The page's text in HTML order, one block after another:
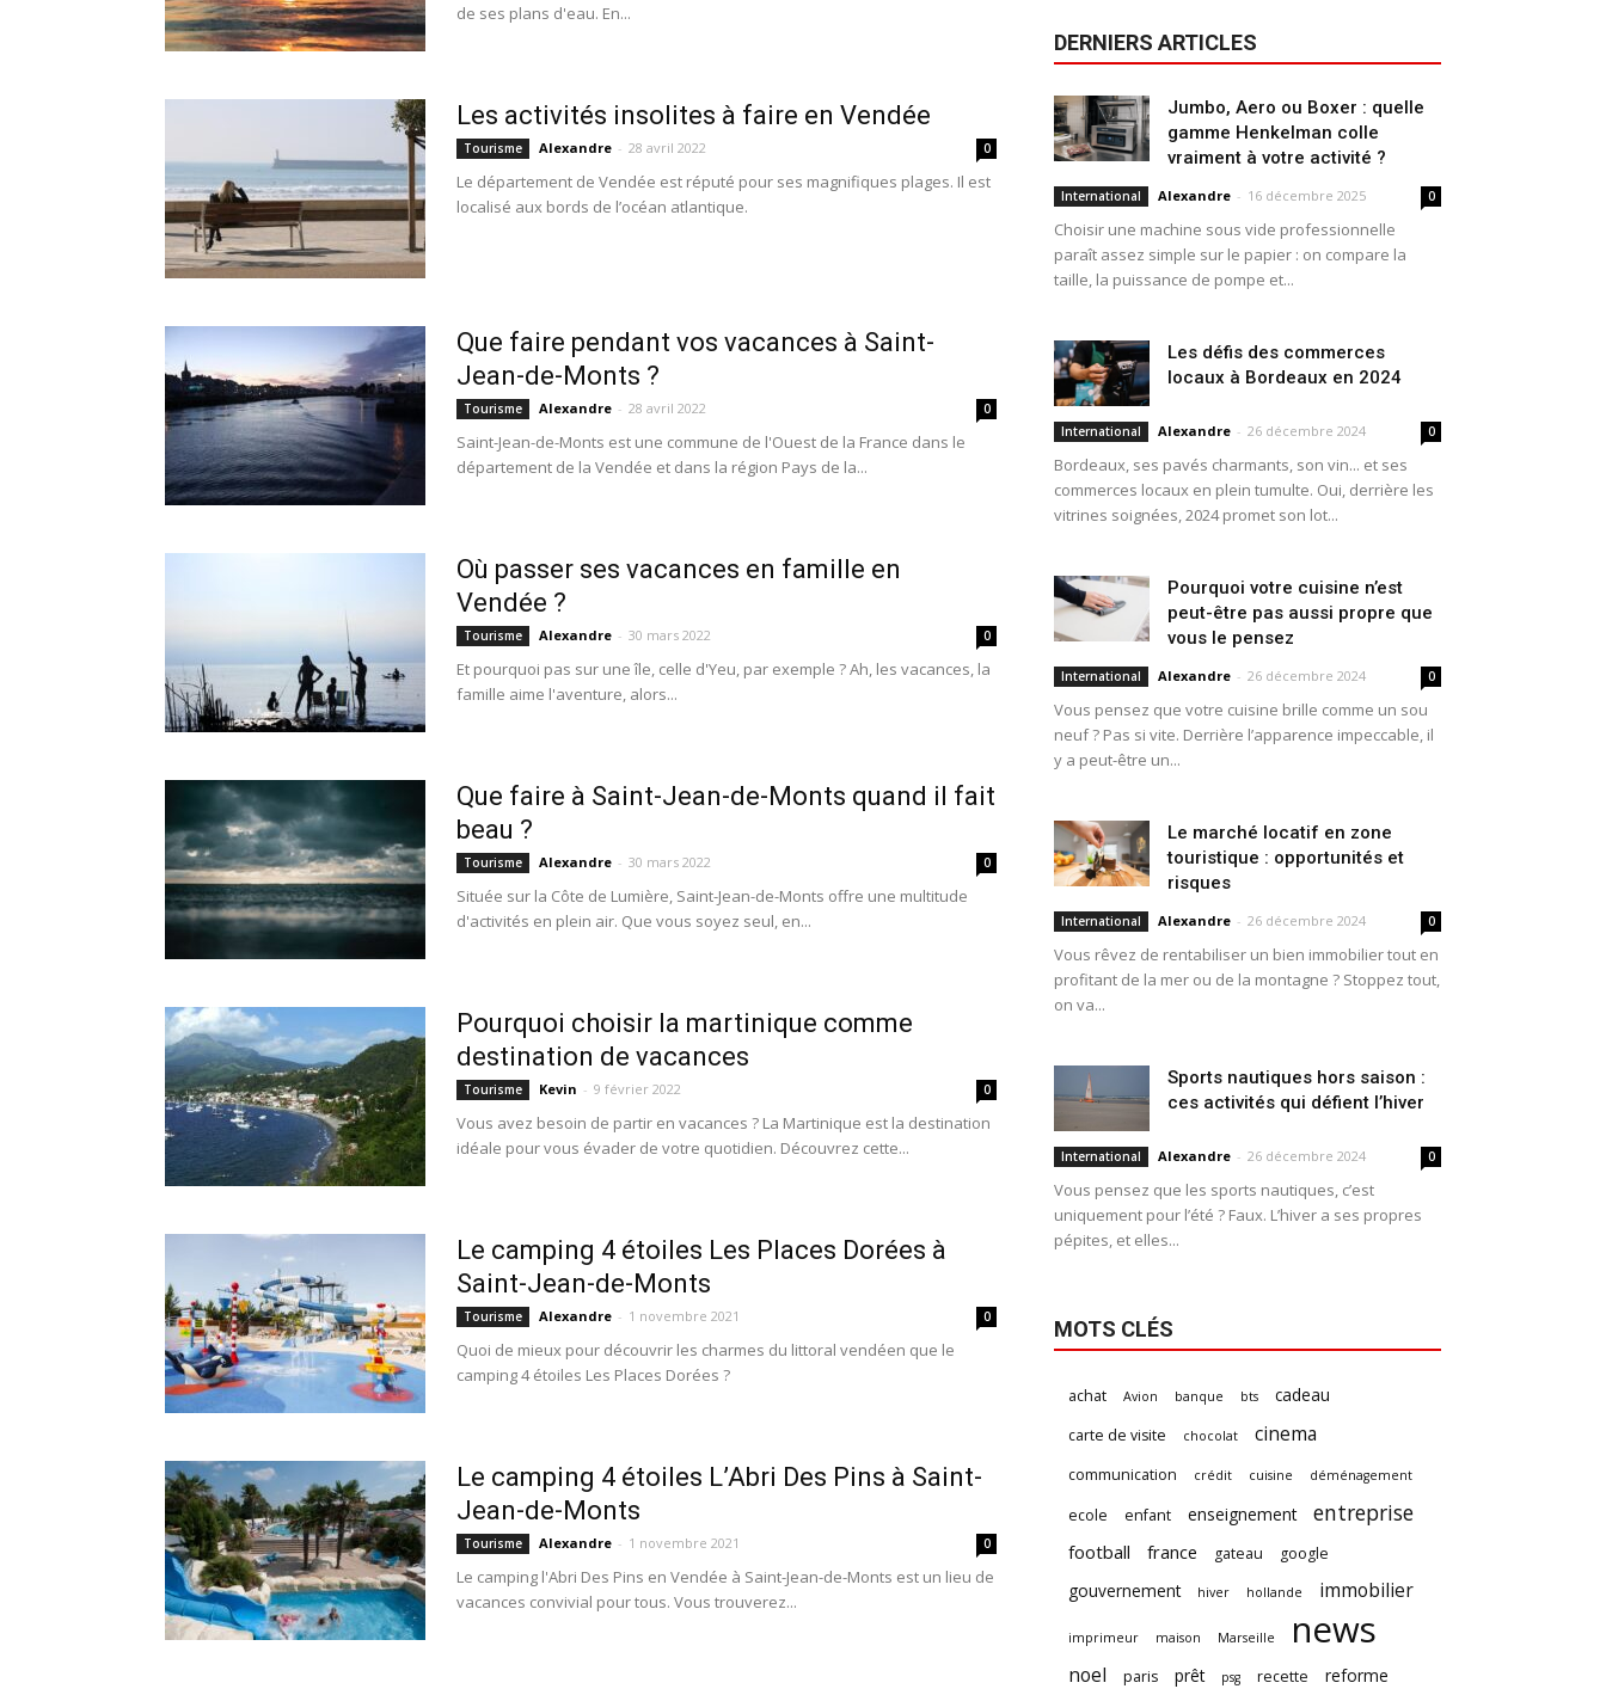
de ses plans d'eau. En...
Les activités insolites à faire en Vendée
Tourisme Alexandre - 28 avril 2022 0
Le département de Vendée est réputé pour ses magnifiques plages. Il est
localisé aux bords de l’océan atlantique.
Que faire pendant vos vacances à Saint-
Jean-de-Monts ?
Tourisme Alexandre - 28 avril 2022 0
Saint-Jean-de-Monts est une commune de l'Ouest de la France dans le
département de la Vendée et dans la région Pays de la...
Où passer ses vacances en famille en
Vendée ?
Tourisme Alexandre - 30 mars 2022 0
Et pourquoi pas sur une île, celle d'Yeu, par exemple ? Ah, les vacances, la
famille aime l'aventure, alors...
Que faire à Saint-Jean-de-Monts quand il fait
beau ?
Tourisme Alexandre - 30 mars 2022 0
Située sur la Côte de Lumière, Saint-Jean-de-Monts offre une multitude
d'activités en plein air. Que vous soyez seul, en...
Pourquoi choisir la martinique comme
destination de vacances
Tourisme Kevin - 9 février 2022 0
Vous avez besoin de partir en vacances ? La Martinique est la destination
idéale pour vous évader de votre quotidien. Découvrez cette...
Le camping 4 étoiles Les Places Dorées à
Saint-Jean-de-Monts
Tourisme Alexandre - 1 novembre 2021 0
Quoi de mieux pour découvrir les charmes du littoral vendéen que le
camping 4 étoiles Les Places Dorées ?
Le camping 4 étoiles L’Abri Des Pins à Saint-
Jean-de-Monts
Tourisme Alexandre - 1 novembre 2021 0
Le camping l'Abri Des Pins en Vendée à Saint-Jean-de-Monts est un lieu de
vacances convivial pour tous. Vous trouverez...
DERNIERS ARTICLES
Jumbo, Aero ou Boxer : quelle
gamme Henkelman colle
vraiment à votre activité ?
International Alexandre - 16 décembre 2025 0
Choisir une machine sous vide professionnelle
paraît assez simple sur le papier : on compare la
taille, la puissance de pompe et...
Les défis des commerces
locaux à Bordeaux en 2024
International Alexandre - 26 décembre 2024 0
Bordeaux, ses pavés charmants, son vin... et ses
commerces locaux en plein tumulte. Oui, derrière les
vitrines soignées, 2024 promet son lot...
Pourquoi votre cuisine n’est
peut-être pas aussi propre que
vous le pensez
International Alexandre - 26 décembre 2024 0
Vous pensez que votre cuisine brille comme un sou
neuf ? Pas si vite. Derrière l’apparence impeccable, il
y a peut-être un...
Le marché locatif en zone
touristique : opportunités et
risques
International Alexandre - 26 décembre 2024 0
Vous rêvez de rentabiliser un bien immobilier tout en
profitant de la mer ou de la montagne ? Stoppez tout,
on va...
Sports nautiques hors saison :
ces activités qui défient l’hiver
International Alexandre - 26 décembre 2024 0
Vous pensez que les sports nautiques, c’est
uniquement pour l’été ? Faux. L’hiver a ses propres
pépites, et elles...
MOTS CLÉS
achat Avion banque bts cadeau
carte de visite chocolat cinema
communication crédit cuisine déménagement
ecole enfant enseignement entreprise
football france gateau google
gouvernement hiver hollande immobilier
imprimeur maison Marseille news
noel paris prêt psg recette reforme